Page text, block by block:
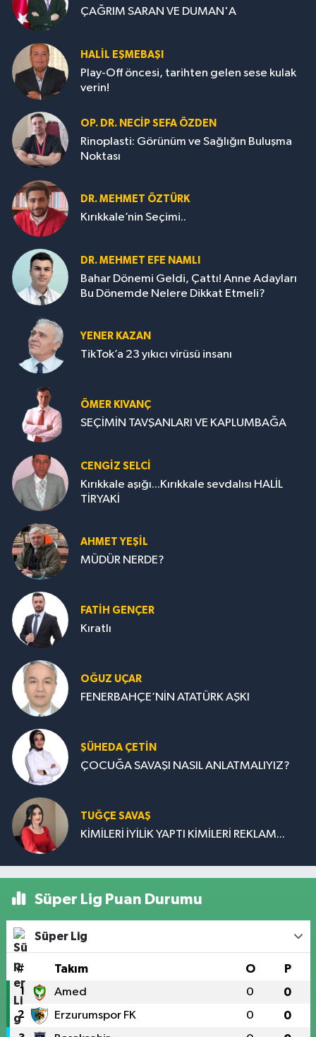
ÇAĞRIM SARAN VE DUMAN'A
HALIL EŞMEBAŞI
Play-Off öncesi, tarihten gelen sese kulak
verin!
OP. DR. NECIP SEFA ÖZDEN
Rinoplasti: Görünüm ve Sağlığın Buluşma
Noktası
DR. MEHMET ÖZTÜRK
Kırıkkale’nin Seçimi..
DR. MEHMET EFE NAMLI
Bahar Dönemi Geldi, Çattı! Anne Adayları
Bu Dönemde Nelere Dikkat Etmeli?
YENER KAZAN
TikTok’a 23 yıkıcı virüsü insanı
ÖMER KIVANÇ
SEÇİMİN TAVŞANLARI VE KAPLUMBAĞA
CENGİZ SELCİ
Kırıkkale aşığı...Kırıkkale sevdalısı HALİL
TİRYAKİ
AHMET YEŞİL
MÜDÜR NERDE?
FATIH GENÇER
Kıratlı
OĞUZ UÇAR
FENERBAHÇE’NİN ATATÜRK AŞKI
ŞÜHEDA ÇETİN
ÇOCUĞA SAVAŞI NASIL ANLATMALIYIZ?
TUĞÇE SAVAŞ
KİMİLERİ İYİLİK YAPTI KİMİLERİ REKLAM...
Süper Lig Puan Durumu
Süper Lig
# Takım O P
1 Amed 0 0
2 Erzurumspor FK 0 0